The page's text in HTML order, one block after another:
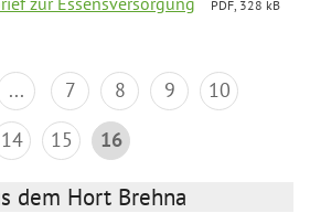
PDF, 328 kB
... 7 8 9
10
14 15 16
dem Hort Brehna